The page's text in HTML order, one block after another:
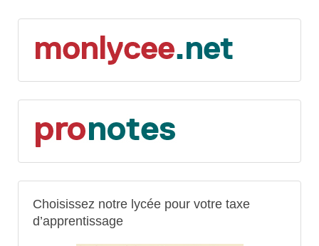
Choisissez notre lycée pour votre taxe
d’apprentissage